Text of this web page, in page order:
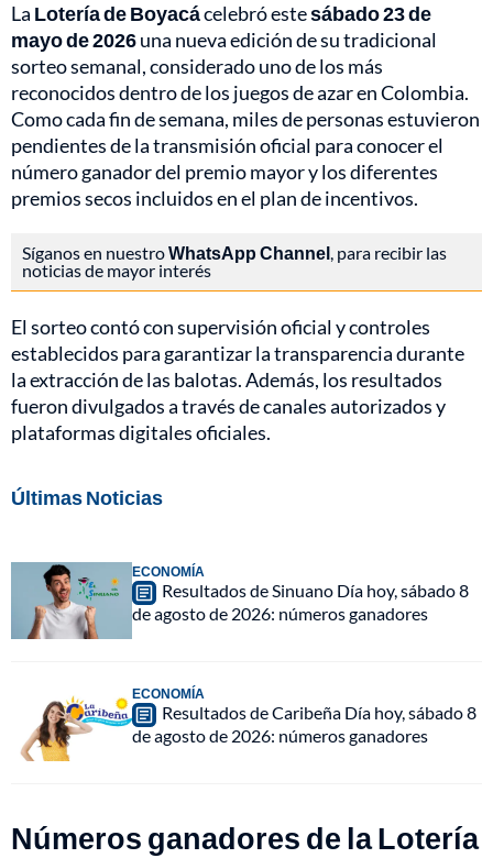
La Lotería de Boyacácelebró estesábado23 de
mayo de 2026una nueva edición de su tradicional
sorteo semanal, considerado uno de los más
reconocidos dentro de los juegos de azar en Colombia.
Como cada fin de semana, miles de personas estuvieron
pendientes de la transmisión oficial para conocer el
número ganador del premio mayor y los diferentes
premios secos incluidos en el plan de incentivos.
Síganos en nuestroWhatsApp Channel, para recibir las
noticias de mayor interés
El sorteo contó con supervisión oficial y controles
establecidos para garantizar la transparencia durante
la extracción de las balotas. Además, los resultados
fueron divulgados a través de canales autorizados y
plataformas digitales oficiales.
Últimas Noticias
ECONOMÍA
Resultados de Sinuano Día hoy, sábado 8
de agosto de 2026: números ganadores
ECONOMÍA
Resultados de Caribeña Día hoy, sábado 8
de agosto de 2026: números ganadores
Números ganadores de la Lotería